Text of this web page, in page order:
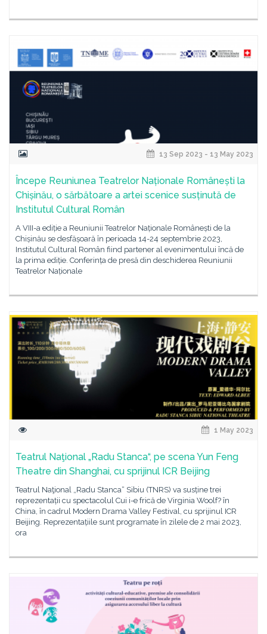
13 Sep 2023 - 13 May 2023
Începe Reuniunea Teatrelor Naționale Românești la
Chișinău, o sărbătoare a artei scenice susținută de
Institutul Cultural Român
A VIII-a ediție a Reuniunii Teatrelor Naționale Românești de la
Chișinău se desfășoară în perioada 14-24 septembrie 2023,
Institutul Cultural Român fiind partener al evenimentului încă de
la prima ediție. Conferința de presă din deschiderea Reuniunii
Teatrelor Naționale
1 May 2023
Teatrul Naţional „Radu Stanca“, pe scena Yun Feng
Theatre din Shanghai, cu sprijinul ICR Beijing
Teatrul Naţional „Radu Stanca“ Sibiu (TNRS) va susține trei
reprezentații cu spectacolul Cui i-e frică de Virginia Woolf? în
China, în cadrul Modern Drama Valley Festival, cu sprijinul ICR
Beijing. Reprezentațiile sunt programate în zilele de 2 mai 2023,
ora